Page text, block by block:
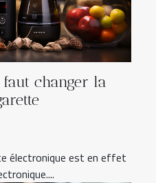
changer la
électronique est en effet